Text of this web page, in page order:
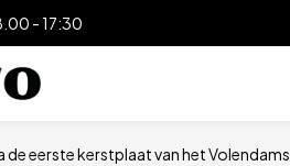
- 17:30
de eerste kerstplaat van het